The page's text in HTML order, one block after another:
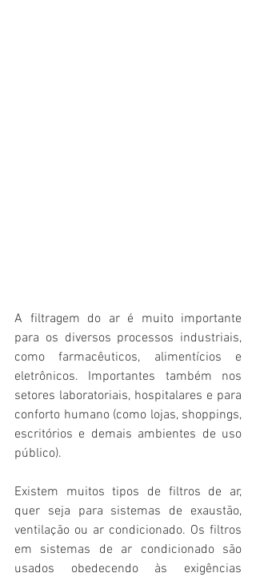
A filtragem do ar é muito importante
para os diversos processos industriais,
como farmacêuticos, alimentícios e
eletrônicos. Importantes também nos
setores laboratoriais, hospitalares e para
conforto humano (como lojas, shoppings,
escritórios e demais ambientes de uso
público).
Existem muitos tipos de filtros de ar,
quer seja para sistemas de exaustão,
ventilação ou ar condicionado. Os filtros
em sistemas de ar condicionado são
usados obedecendo às exigências